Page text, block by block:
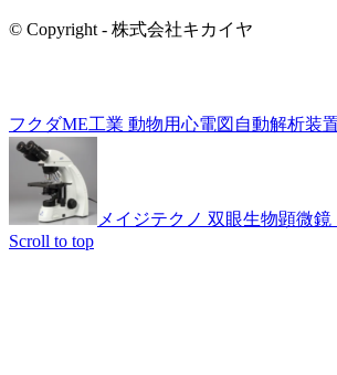
© Copyright - 株式会社キカイヤ
フクダME工業 動物用心電図自動解析装
メイジテクノ 双眼生物顕微
Scroll to top